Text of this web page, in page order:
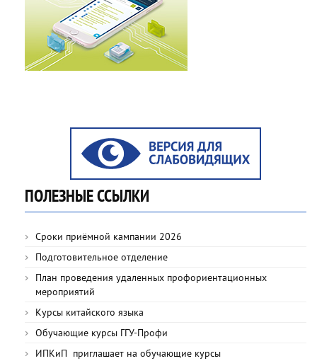
ПОЛЕЗНЫЕ ССЫЛКИ
Сроки приёмной кампании 2026
Подготовительное отделение
План проведения удаленных профориентационных
мероприятий
Курсы китайского языка
Обучающие курсы ГГУ-Профи
ИПКиП приглашает на обучающие курсы